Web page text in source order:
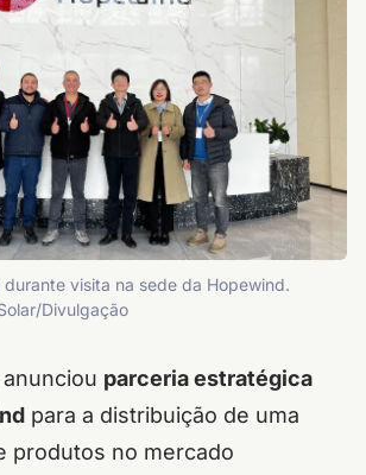
durante visita na sede da Hopewind.
Divulgação
anunciou parceria estratégica
para a distribuição de uma
produtos no mercado